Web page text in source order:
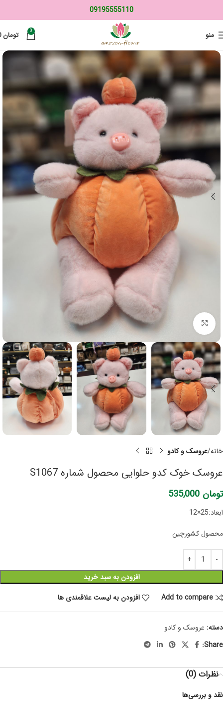
09195555110
منو 0 تومان0
برای بزرگنمایی کلیک کنید
خانه عروسک و کادو
عروسک خوک کدو حلوایی محصول شماره S1067
تومان
ابعاد:25×12
محصول کشورچین
افزودن به سبد خرید
Add to compare
افزودن به لیست علاقمندی ها
دسته: عروسک و کادو
Share:
نظرات (0)
نقد و بررسی‌ها